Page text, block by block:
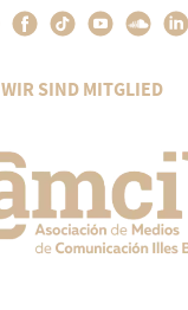
WIR SIND MITGLIED